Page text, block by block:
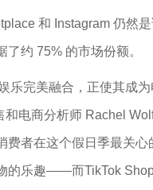
和 Instagram 仍然
了约 75% 的市场份额。
乐完美融合，正使其成为
和电商分析师 Rachel
费者在这个假日季最关心
的乐趣——而TikTok